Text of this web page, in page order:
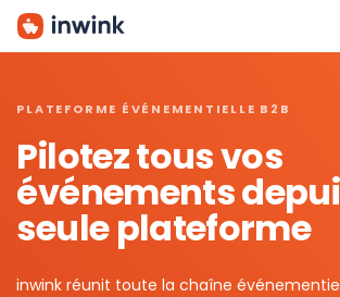
Skip
PLATEFORME ÉVÉNEMENTIELLE B2B
Pilotez tous vos
événements
seule plateforme
inwink réunit toute la chaîne